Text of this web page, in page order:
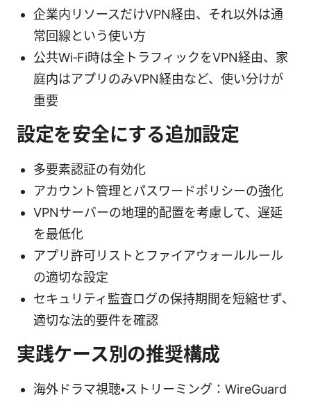
企業内リソースだけVPN経由、それ以外は通
常回線という使い方
公共Wi‑Fi時は全トラフィックをVPN経由、家
庭内はアプリのみVPN経由など、使い分けが
重要
設定を安全にする追加設定
多要素認証の有効化
アカウント管理とパスワードポリシーの強化
VPNサーバーの地理的配置を考慮して、遅延
を最低化
アプリ許可リストとファイアウォールルール
の適切な設定
セキュリティ監査ログの保持期間を短縮せず、
適切な法的要件を確認
実践ケース別の推奨構成
海外ドラマ視聴・ストリーミング：WireGuard